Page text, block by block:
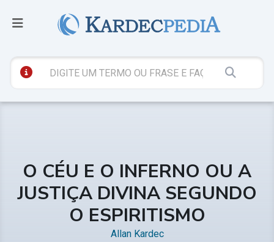
O CÉU E O INFERNO OU A
JUSTIÇA DIVINA SEGUNDO
O ESPIRITISMO
Allan Kardec